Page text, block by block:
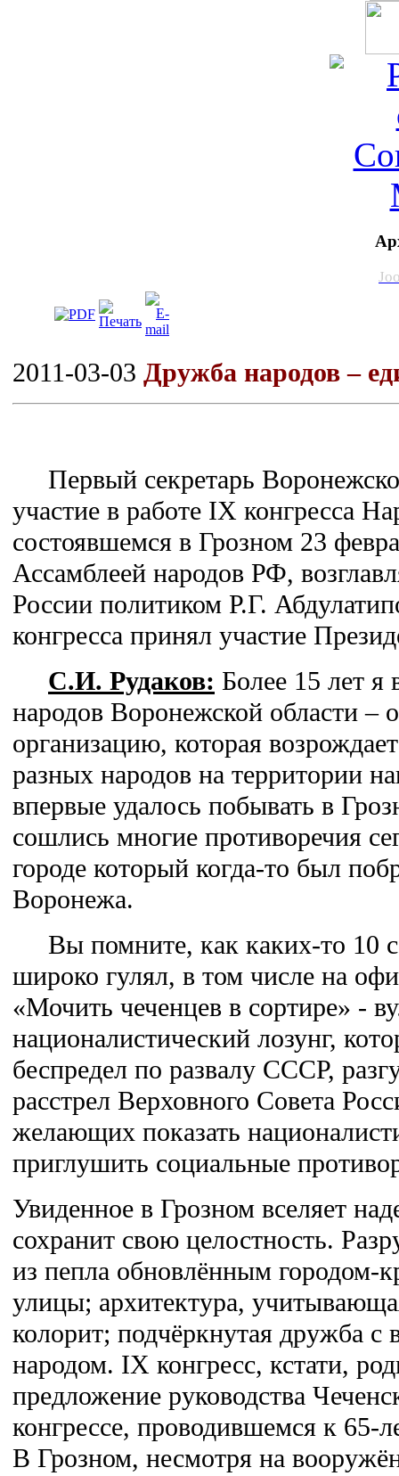
2011-03-03 Дружба народов –
Первый секретарь
участие в работе IX конгресса
состоявшемся в Грозном 23
Ассамблеей народов РФ,
России политиком Р.Г.
конгресса принял участие
С.И. Рудаков: Более 15 лет я
народов Воронежской области –
организацию, которая
разных народов на территории
впервые удалось побывать в
сошлись многие противоречия
городе который когда-то был
Воронежа.
Вы помните, как каких-то 10
широко гулял, в том числе на
«Мочить чеченцев в сортире» -
националистический лозунг,
беспредел по развалу СССР,
расстрел Верховного Совета
желающих показать
приглушить социальные
Увиденное в Грозном вселяет
сохранит свою целостность.
из пепла обновлённым городом-
улицы; архитектура,
колорит; подчёркнутая дружба с
народом. IX конгресс, кстати,
предложение руководства
конгрессе, проводившемся к
В Грозном, несмотря на